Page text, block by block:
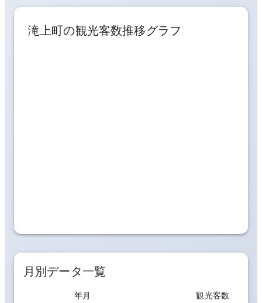
滝上町の観光客数推移グラフ
月別データ一覧
年月 観光客数